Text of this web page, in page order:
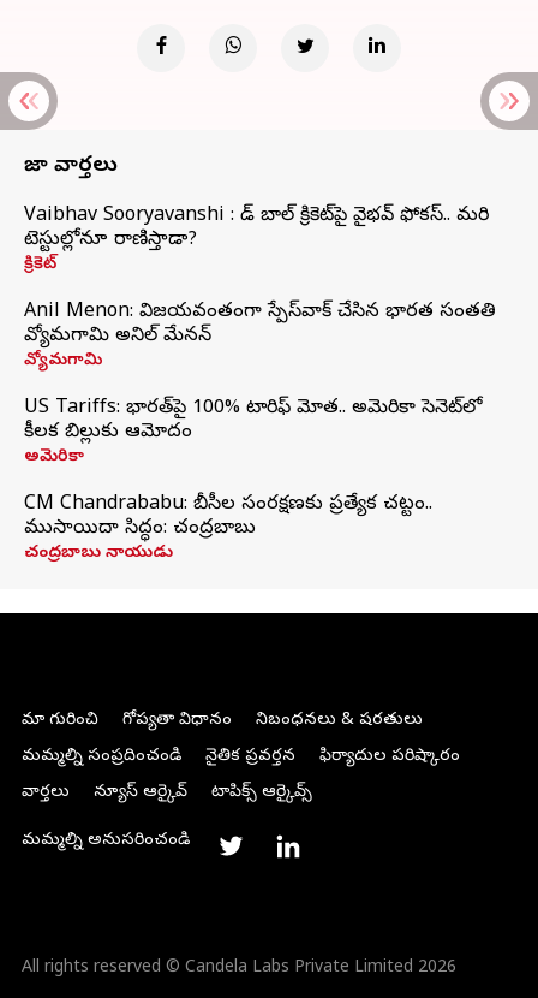
తాజా వార్తలు
Vaibhav Sooryavanshi : రెడ్ బాల్ క్రికెట్‌పై వైభవ్ ఫోకస్.. మరి
టెస్టుల్లోనూ రాణిస్తాడా?
క్రికెట్
Anil Menon: విజయవంతంగా స్పేస్‌వాక్‌ చేసిన భారత సంతతి
వ్యోమగామి అనిల్‌ మేనన్
వ్యోమగామి
US Tariffs: భారత్‌పై 100% టారిఫ్‌ మోత.. అమెరికా సెనెట్‌లో
కీలక బిల్లుకు ఆమోదం
అమెరికా
CM Chandrababu: బీసీల సంరక్షణకు ప్రత్యేక చట్టం..
ముసాయిదా సిద్ధం: చంద్రబాబు
చంద్రబాబు నాయుడు
మా గురించి గోప్యతా విధానం
నిబంధనలు & షరతులు
మమ్మల్ని సంప్రదించండి
నైతిక ప్రవర్తన
ఫిర్యాదుల పరిష్కారం
వార్తలు
న్యూస్ ఆర్కైవ్ టాపిక్స్ ఆర్కైవ్స్
మమ్మల్ని అనుసరించండి
All rights reserved © Candela Labs Private Limited 2026